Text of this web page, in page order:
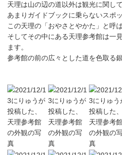
天理は山の辺の道以外は観光に関し
あまりガイドブックに乗らないスポ
この天理の「おやさとやかた」と呼
そしてその中にある天理参考館は一
ます。
参考館の前の広々とした道を色取る